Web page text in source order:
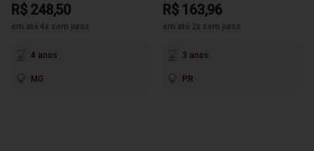
R$ 248,50
em até 4x sem juros
4 anos
MG
R$ 163,96
em até 2x sem juros
3 anos
PR